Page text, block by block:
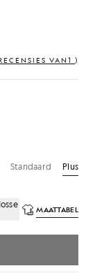
VAN1 )
Standaard
Plus
MAATTABEL